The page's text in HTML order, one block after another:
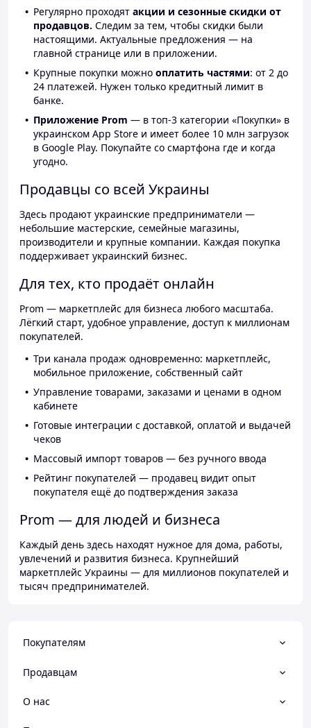
Регулярно проходят акции и сезонные скидки от
продавцов. Следим за тем, чтобы скидки были
настоящими. Актуальные предложения — на
главной странице или в приложении.
Крупные покупки можно оплатить частями: от 2 до
24 платежей. Нужен только кредитный лимит в
банке.
Приложение Prom — в топ-3 категории «Покупки» в
украинском App Store и имеет более 10 млн загрузок
в Google Play. Покупайте со смартфона где и когда
угодно.
Продавцы со всей Украины
Здесь продают украинские предприниматели —
небольшие мастерские, семейные магазины,
производители и крупные компании. Каждая покупка
поддерживает украинский бизнес.
Для тех, кто продаёт онлайн
Prom — маркетплейс для бизнеса любого масштаба.
Лёгкий старт, удобное управление, доступ к миллионам
покупателей.
Три канала продаж одновременно: маркетплейс,
мобильное приложение, собственный сайт
Управление товарами, заказами и ценами в одном
кабинете
Готовые интеграции с доставкой, оплатой и выдачей
чеков
Массовый импорт товаров — без ручного ввода
Рейтинг покупателей — продавец видит опыт
покупателя ещё до подтверждения заказа
Prom — для людей и бизнеса
Каждый день здесь находят нужное для дома, работы,
увлечений и развития бизнеса. Крупнейший
маркетплейс Украины — для миллионов покупателей и
тысяч предпринимателей.
Покупателям
Продавцам
О нас